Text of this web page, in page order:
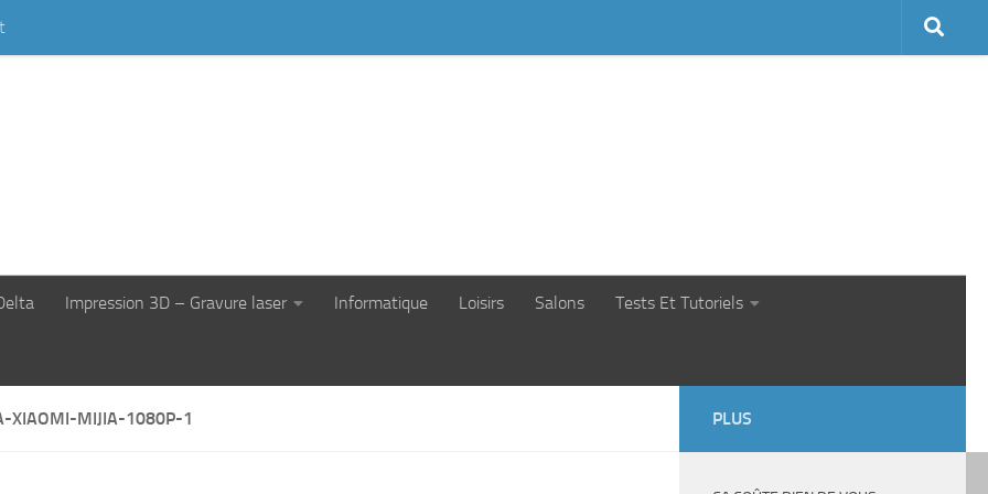
Impression 3D – Gravure laser Informatique Loisirs Salons Tests Et Tutoriels
XIAOMI-MIJIA-1080P-1 PLUS